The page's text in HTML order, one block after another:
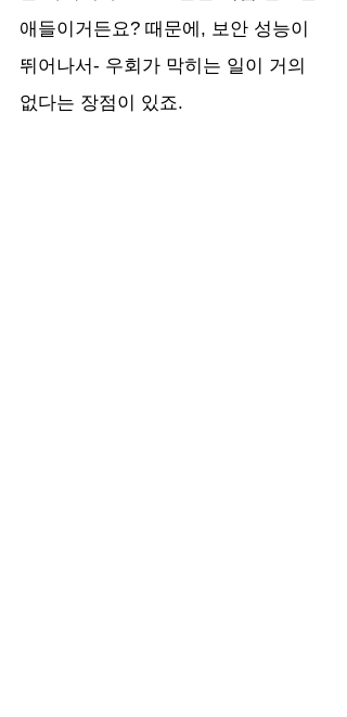
애들이거든요? 때문에, 보안 성능이
뛰어나서- 우회가 막히는 일이 거의
없다는 장점이 있죠.